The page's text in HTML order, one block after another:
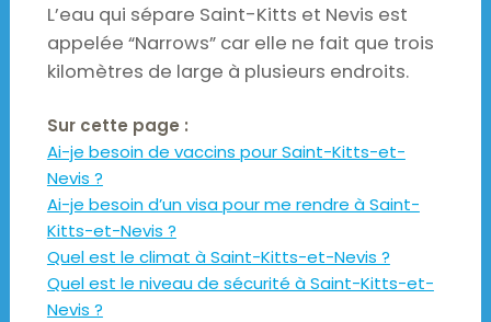
L’eau qui sépare Saint-Kitts et Nevis est
appelée “Narrows” car elle ne fait que trois
kilomètres de large à plusieurs endroits.
Sur cette page :
Ai-je besoin de vaccins pour Saint-Kitts-et-
Nevis ?
Ai-je besoin d’un visa pour me rendre à Saint-
Kitts-et-Nevis ?
Quel est le climat à Saint-Kitts-et-Nevis ?
Quel est le niveau de sécurité à Saint-Kitts-et-
Nevis ?